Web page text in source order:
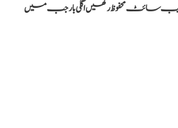
ویب سائٹ محفوظ رکھیں اگلی بار جب میں